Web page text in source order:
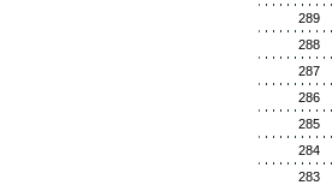
289
288
287
286
285
284
283